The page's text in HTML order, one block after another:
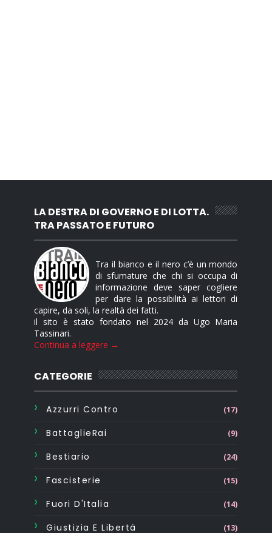
LA DESTRA DI GOVERNO E DI LOTTA.
TRA PASSATO E FUTURO
Tra il bianco e il nero c’è un mondo
di sfumature che chi si occupa di
informazione deve saper cogliere
per dare la possibilità ai lettori di
capire, da soli, la realtà dei fatti.
il sito è stato fondato nel 2024 da Ugo Maria
Tassinari.
Continua a leggere →
CATEGORIE
Azzurri Contro (17)
BattaglieRai (9)
Bestiario (24)
Fascisterie (15)
Fuori D'Italia (14)
Giustizia E Libertà (13)